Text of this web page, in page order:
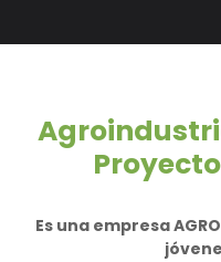
Es una empresa